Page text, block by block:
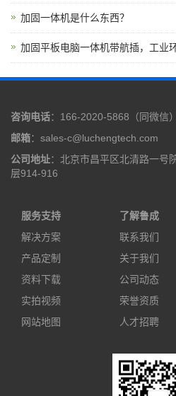
加固一体机是什么东西？
加固平板电脑一体机带航插，工
咨询电话：166-2020-5868（同微信）
邮箱：sales-c@luchengtech.com
公司地址：北京市昌平区北清路一号
层914-916
服务支持
解决方案
产品定制
资料下载
实拍视频
网站地图
了解鲁成
联系我们
关于我们
公司动态
荣誉资质
人才招聘